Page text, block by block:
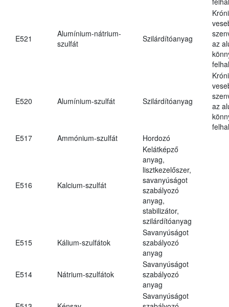
E521
Alumínium-nátrium-
szulfát
Szilárdítóanyag
az
E520 Alumínium-szulfát Szilárdítóanyag
az
E517
Ammónium-szulfát Hordozó
E516 Kalcium-szulfát
Kelátképző
anyag,
lisztkezelőszer,
savanyúságot
szabályozó
anyag,
stabilizátor,
szilárdítóanyag
E515 Kálium-szulfátok
Savanyúságot
szabályozó
anyag
E514 Nátrium-szulfátok
Savanyúságot
szabályozó
anyag
Savanyúságot